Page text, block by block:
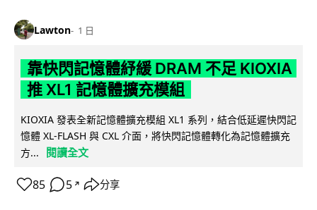
Lawton 1 日
靠快閃記憶體紓緩 DRAM 不足 KIOXIA
推 XL1 記憶體擴充模組
KIOXIA 發表全新記憶體擴充模組 XL1 系列，結合低延遲快閃記
憶體 XL-FLASH 與 CXL 介面，將快閃記憶體轉化為記憶體擴充
方...
閱讀全文
85 5 ↗ 分享